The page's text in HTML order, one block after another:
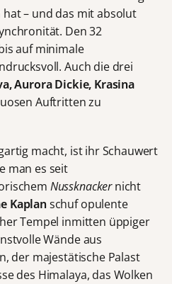
– und das mit absolut
Den 32
auf minimale
Auch die drei
Aurora Dickie, Krasina
Auftritten zu
macht, ist ihr Schauwert
man es seit
Nussknackernicht
Kaplanschuf opulente
Tempel inmitten üppiger
Wände aus
der majestätische Palast
des Himalaya, das Wolken